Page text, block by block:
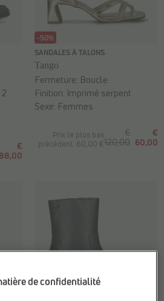
€
88,00
-50%
SANDALES À TALONS
Tango
Prix le plus bas
précédent: 60,00 €
€
120,00
€
60,00
Fermeture: Boucle
Finition: Imprimé serpent
Sexe: Femmes
de confidentialité